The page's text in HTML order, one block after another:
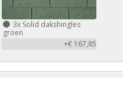
3xSolid dakshingles
groen
+€ 167,85